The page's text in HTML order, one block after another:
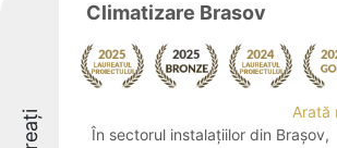
Climatizare Brasov
Arată
În sectorul instalațiilor din Brașov,